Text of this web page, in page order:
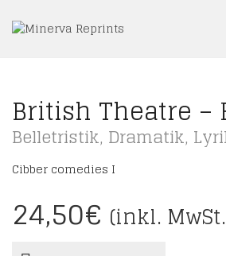
British Theatre –
Belletristik, Dramatik,
Cibber comedies I
24,50€ (inkl.